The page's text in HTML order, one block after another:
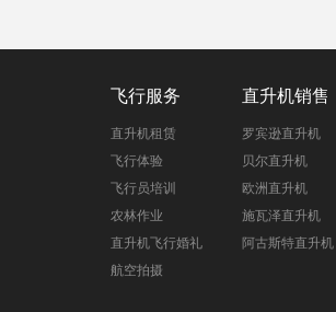
飞行服务
直升机租赁
飞行体验
飞行员培训
农林作业
直升机飞行婚礼
航空拍摄
直升机销售
罗宾逊直升机
贝尔直升机
欧洲直升机
施瓦泽直升机
阿古斯特直升机